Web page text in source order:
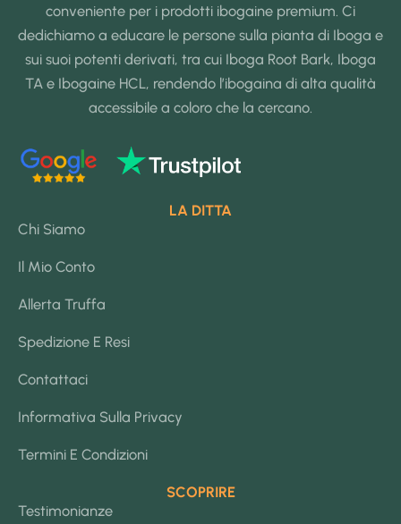
conveniente per i prodotti ibogaine premium. Ci
dedichiamo a educare le persone sulla pianta di Iboga e
sui suoi potenti derivati, tra cui Iboga Root Bark, Iboga
TA e Ibogaine HCL, rendendo l’ibogaina di alta qualità
accessibile a coloro che la cercano.
LA DITTA
Chi Siamo
Il Mio Conto
Allerta Truffa
Spedizione E Resi
Contattaci
Informativa Sulla Privacy
Termini E Condizioni
SCOPRIRE
Testimonianze